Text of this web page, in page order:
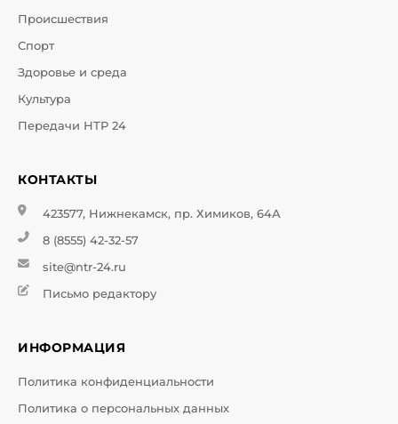
Происшествия
Спорт
Здоровье и среда
Культура
Передачи НТР 24
КОНТАКТЫ
423577, Нижнекамск, пр. Химиков, 64А
8 (8555) 42-32-57
site@ntr-24.ru
Письмо редактору
ИНФОРМАЦИЯ
Политика конфиденциальности
Политика о персональных данных